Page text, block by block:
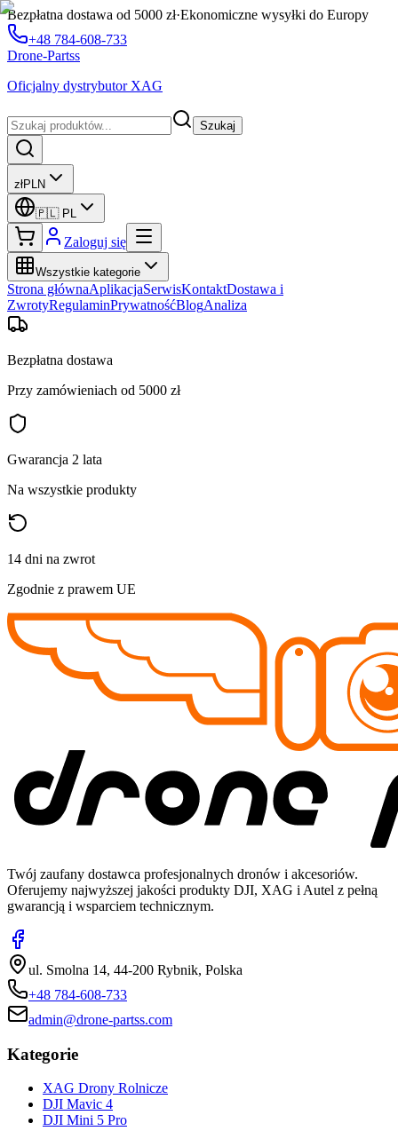
Bezpłatna dostawa od 5000 zł·Ekonomiczne wysyłki do Europy
+48 784-608-733
Drone-Partss
Oficjalny dystrybutor XAG
Szukaj
złPLN
🇵🇱 PL
Zaloguj się
Wszystkie kategorie
Strona głównaAplikacjaSerwisKontaktDostawa i
ZwrotyRegulaminPrywatnośćBlogAnaliza
Bezpłatna dostawa
Przy zamówieniach od 5000 zł
Gwarancja 2 lata
Na wszystkie produkty
14 dni na zwrot
Zgodnie z prawem UE
Twój zaufany dostawca profesjonalnych dronów i akcesoriów.
Oferujemy najwyższej jakości produkty DJI, XAG i Autel z pełną
gwarancją i wsparciem technicznym.
ul. Smolna 14, 44-200 Rybnik, Polska
+48 784-608-733
admin@drone-partss.com
Kategorie
XAG Drony Rolnicze
DJI Mavic 4
DJI Mini 5 Pro